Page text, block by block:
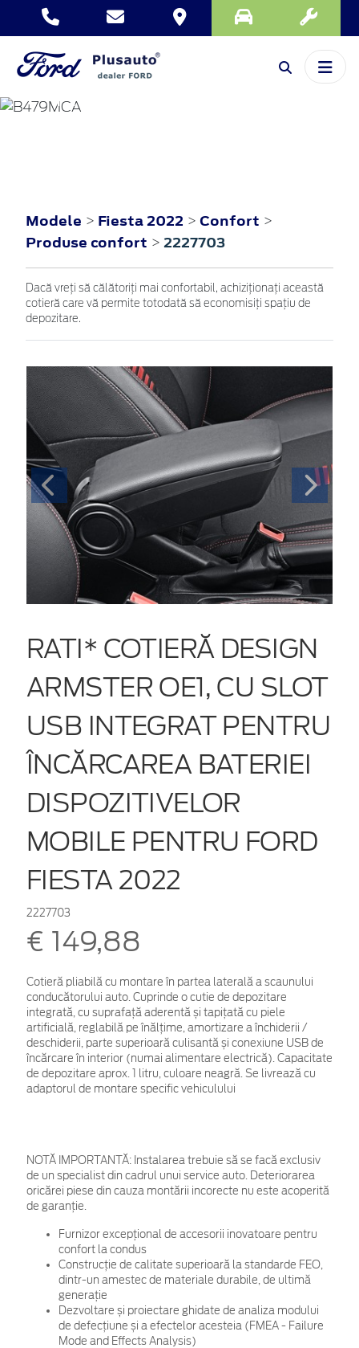
FIESTA
Modele > Fiesta 2022 > Confort >
Produse confort > 2227703
Dacă vreţi să călătoriţi mai confortabil, achiziţionaţi această
cotieră care vă permite totodată să economisiţi spaţiu de
depozitare.
RATI* COTIERĂ DESIGN
ARMSTER OE1, CU SLOT
USB INTEGRAT PENTRU
ÎNCĂRCAREA BATERIEI
DISPOZITIVELOR
MOBILE PENTRU FORD
FIESTA 2022
2227703
€ 149,88
Cotieră pliabilă cu montare în partea laterală a scaunului
conducătorului auto. Cuprinde o cutie de depozitare
integrată, cu suprafață aderentă și tapițată cu piele
artificială, reglabilă pe înălțime, amortizare a închiderii /
deschiderii, parte superioară culisantă și conexiune USB de
încărcare în interior (numai alimentare electrică). Capacitate
de depozitare aprox. 1 litru, culoare neagră. Se livrează cu
adaptorul de montare specific vehiculului
NOTĂ IMPORTANTĂ: Instalarea trebuie să se facă exclusiv
de un specialist din cadrul unui service auto. Deteriorarea
oricărei piese din cauza montării incorecte nu este acoperită
de garanţie.
Furnizor excepțional de accesorii inovatoare pentru
confort la condus
Construcție de calitate superioară la standarde FEO,
dintr-un amestec de materiale durabile, de ultimă
generație
Dezvoltare și proiectare ghidate de analiza modului
de defecțiune și a efectelor acesteia (FMEA - Failure
Mode and Effects Analysis)